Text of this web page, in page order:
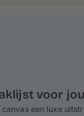
voor
een luxe